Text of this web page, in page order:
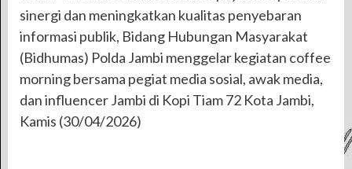
sinergi dan meningkatkan kualitas penyebaran
informasi publik, Bidang Hubungan Masyarakat
(Bidhumas) Polda Jambi menggelar kegiatan coffee
morning bersama pegiat media sosial, awak media,
dan influencer Jambi di Kopi Tiam 72 Kota Jambi,
Kamis (30/04/2026)